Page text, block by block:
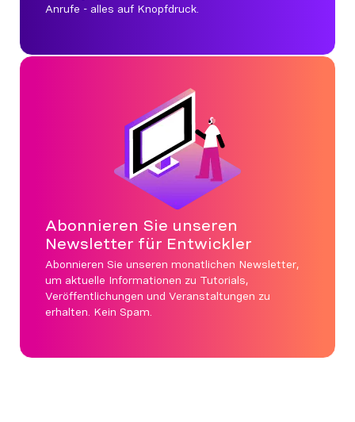
Anrufe - alles auf Knopfdruck.
Abonnieren Sie unseren
Newsletter für Entwickler
Abonnieren Sie unseren monatlichen Newsletter,
um aktuelle Informationen zu Tutorials,
Veröffentlichungen und Veranstaltungen zu
erhalten. Kein Spam.